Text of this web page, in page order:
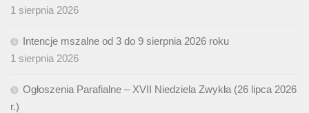
1 sierpnia 2026
Intencje mszalne od 3 do 9 sierpnia 2026 roku
1 sierpnia 2026
Ogłoszenia Parafialne – XVII Niedziela Zwykła (26 lipca 2026
r.)